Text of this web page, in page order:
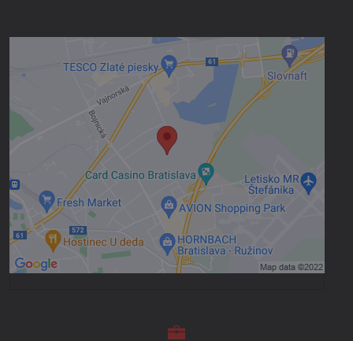
Externý obsah je blokovaný Voľbami
súkromia
Prajete si načítať externý obsah?
Povoliť tentokrát
Povoliť a zapamätať - súhlas s druhom
cookie: Funkčné
Otvoriť obsah v novom okne